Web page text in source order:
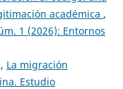
académica ,
1 (2026): Entornos
La migración
Estudio